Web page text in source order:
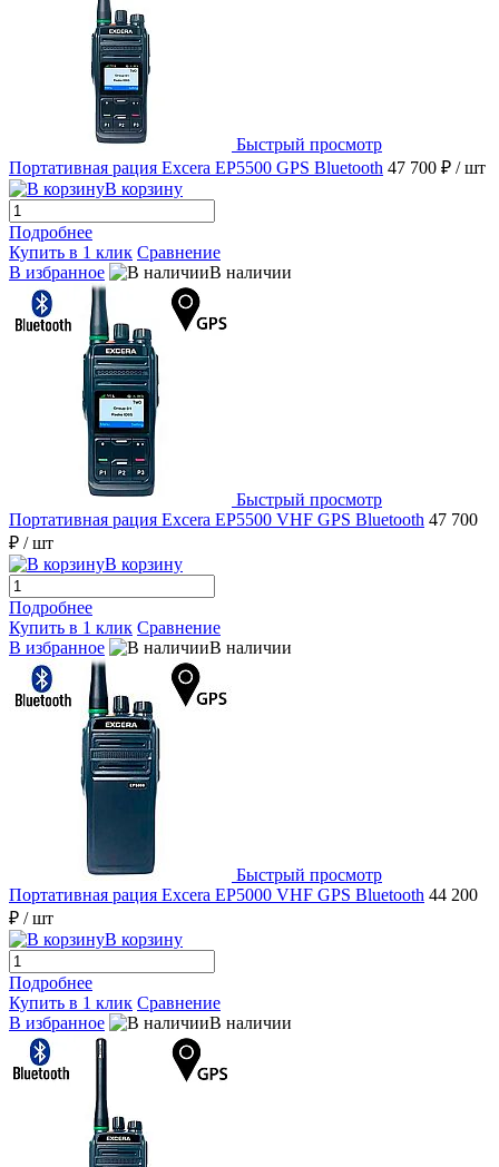
Быстрый просмотр
Портативная рация Excera EP5500 GPS Bluetooth 47 700 ₽ / шт
В корзину
Подробнее
Купить в 1 клик Сравнение
В избранное
В наличии
Быстрый просмотр
Портативная рация Excera EP5500 VHF GPS Bluetooth 47 700
₽ / шт
В корзину
Подробнее
Купить в 1 клик Сравнение
В избранное
В наличии
Быстрый просмотр
Портативная рация Excera EP5000 VHF GPS Bluetooth 44 200
₽ / шт
В корзину
Подробнее
Купить в 1 клик Сравнение
В избранное
В наличии